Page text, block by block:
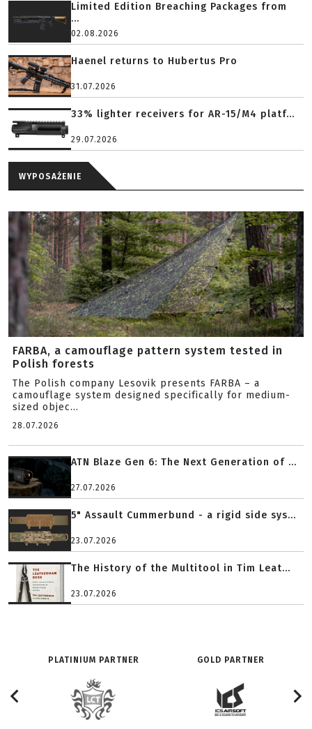
Limited Edition Breaching Packages from
...
02.08.2026
Haenel returns to Hubertus Pro
31.07.2026
33% lighter receivers for AR-15/M4 platf...
29.07.2026
WYPOSAŻENIE
FARBA, a camouflage pattern system tested in
Polish forests
The Polish company Lesovik presents FARBA – a
camouflage system designed specifically for medium-
sized objec...
28.07.2026
ATN Blaze Gen 6: The Next Generation of ...
27.07.2026
5" Assault Cummerbund - a rigid side sys...
23.07.2026
The History of the Multitool in Tim Leat...
23.07.2026
PLATINIUM PARTNER GOLD PARTNER